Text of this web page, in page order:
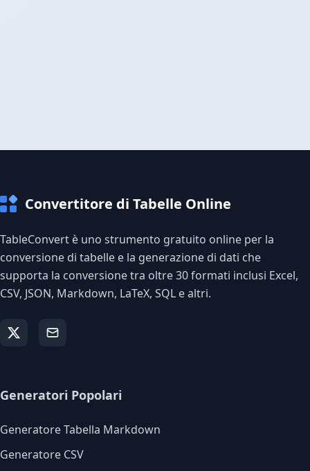
Convertitore di Tabelle Online
TableConvert è uno strumento gratuito online per la
conversione di tabelle e la generazione di dati che
supporta la conversione tra oltre 30 formati inclusi Excel,
CSV, JSON, Markdown, LaTeX, SQL e altri.
Generatori Popolari
Generatore Tabella Markdown
Generatore CSV